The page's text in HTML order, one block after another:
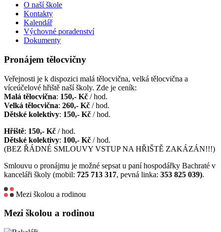
O naší škole
Kontakty
Kalendář
Výchovné poradenství
Dokumenty
Pronájem tělocvičny
Veřejnosti je k dispozici malá tělocvična, velká tělocvična a
víceúčelové hřiště naší školy. Zde je ceník:
Malá tělocvična: 150,- Kč / hod.
Velká tělocvična: 260,- Kč / hod.
Dětské kolektivy: 150,- Kč / hod.
Hřiště: 150,- Kč / hod.
Dětské kolektivy: 100,- Kč / hod.
(BEZ ŘÁDNÉ SMLOUVY VSTUP NA HŘIŠTĚ ZAKÁZÁN!!!)
Smlouvu o pronájmu je možné sepsat u paní hospodářky Bachraté v
kanceláři školy (mobil: 725 713 317, pevná linka: 353 825 039).
Mezi školou a rodinou
Mezi školou a rodinou